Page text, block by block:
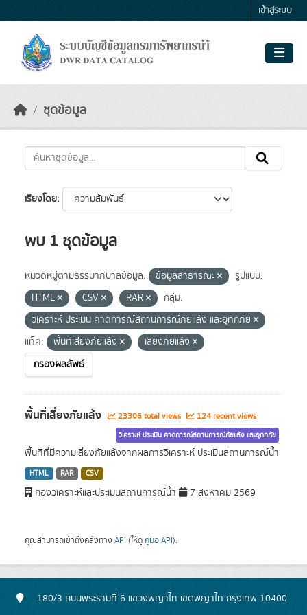
เข้าสู่ระบบ
ชุดข้อมูล
เรียงโดย
พบ 1 ชุดข้อมูล
หมวดหมู่ตามธรรมาภิบาลข้อมูล: ข้อมูลสาธารณะ
รูปแบบ:
HTML
CSV RAR
กลุ่ม:
วิเคราะห์ ประเมิน คาดการณ์สถานการณ์ภัยแล้ง และอุทกภัย
แท็ค:
พื้นที่เสี่ยงภัยแล้ง
เสี่ยงภัยแล้ง
กรองผลลัพธ์
พื้นที่เสี่ยงภัยแล้ง 23306 total views 124 recent views
วิเคราะห์ ประเมิน คาดการณ์สถานการณ์ภัยแล้ง และอุทกภัย
พื้นที่ที่มีความเสี่ยงภัยแล้งจากผลการวิเคราะห์ ประเมินสถานการณ์น้ำ
HTML RAR CSV
กองวิเคราะห์และประเมินสถานการณ์น้ำ 7 สิงหาคม 2569
คุณสามารถเข้าถึงคลังทาง API (ให้ดู คู่มือ API).
180/3 ถนนพระรามที่ 6 แขวงพญาไท เขตพญาไท กรุงเทพ 10400